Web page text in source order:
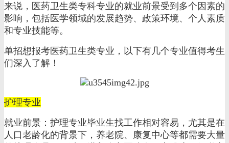
来说，医药卫生类专科专业的就业前景受到多个因素的
影响，包括医学领域的发展趋势、政策环境、个人素质
和专业技能等。
单招想报考医药卫生类专业，以下有几个专业值得考生
们深入了解！
护理专业
就业前景：护理专业毕业生找工作相对容易，尤其是在
人口老龄化的背景下，养老院、康复中心等都需要大量